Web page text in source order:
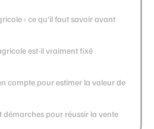
: ce qu’il faut savoir avant
est-il vraiment fixé
compte pour estimer la valeur de
démarches pour réussir la vente